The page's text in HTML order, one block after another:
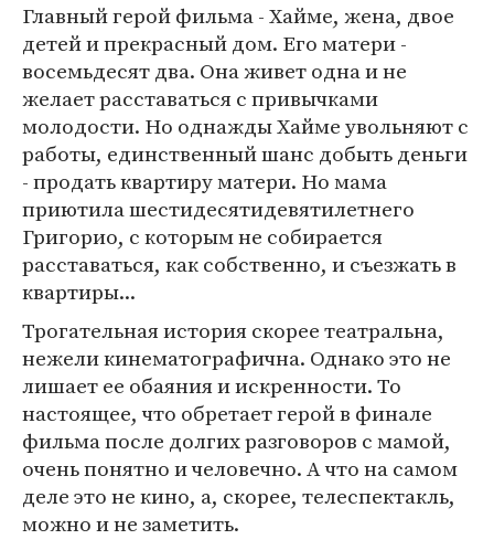
Главный герой фильма - Хайме, жена, двое
детей и прекрасный дом. Его матери -
восемьдесят два. Она живет одна и не
желает расставаться с привычками
молодости. Но однажды Хайме увольняют с
работы, единственный шанс добыть деньги
- продать квартиру матери. Но мама
приютила шестидесятидевятилетнего
Григорио, с которым не собирается
расставаться, как собственно, и съезжать в
квартиры...
Трогательная история скорее театральна,
нежели кинематографична. Однако это не
лишает ее обаяния и искренности. То
настоящее, что обретает герой в финале
фильма после долгих разговоров с мамой,
очень понятно и человечно. А что на самом
деле это не кино, а, скорее, телеспектакль,
можно и не заметить.